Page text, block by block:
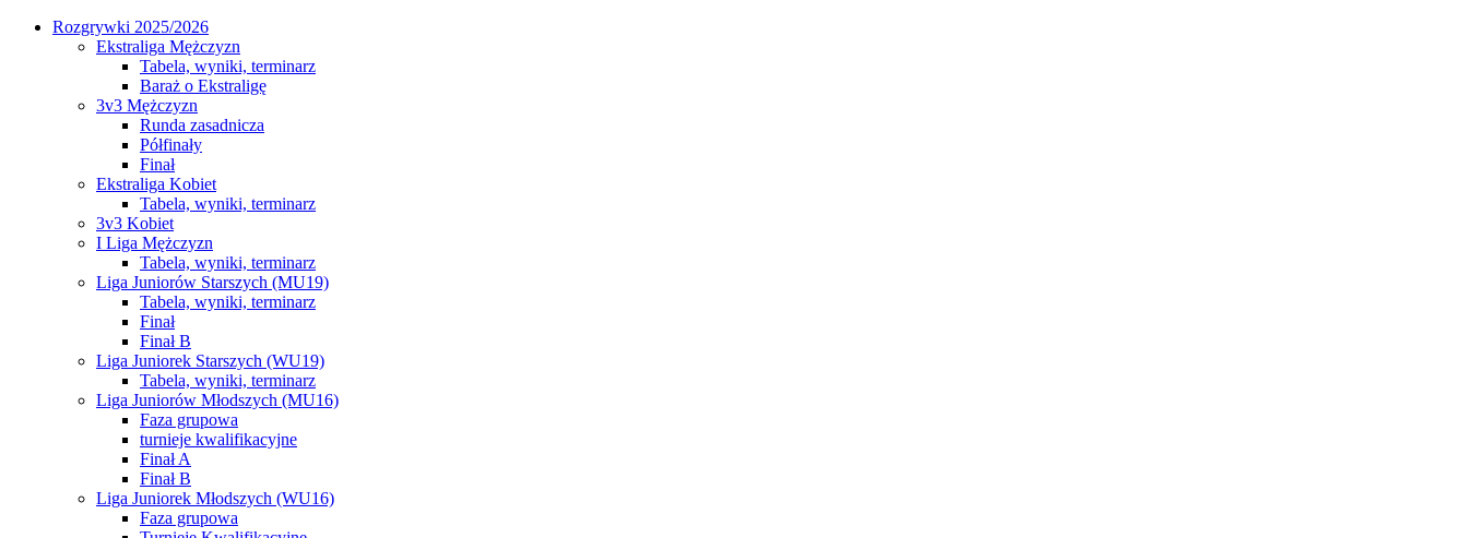
Rozgrywki 2025/2026
Ekstraliga Mężczyzn
Tabela, wyniki, terminarz
Baraż o Ekstraligę
3v3 Mężczyzn
Runda zasadnicza
Półfinały
Finał
Ekstraliga Kobiet
Tabela, wyniki, terminarz
3v3 Kobiet
I Liga Mężczyzn
Tabela, wyniki, terminarz
Liga Juniorów Starszych (MU19)
Tabela, wyniki, terminarz
Finał
Finał B
Liga Juniorek Starszych (WU19)
Tabela, wyniki, terminarz
Liga Juniorów Młodszych (MU16)
Faza grupowa
turnieje kwalifikacyjne
Finał A
Finał B
Liga Juniorek Młodszych (WU16)
Faza grupowa